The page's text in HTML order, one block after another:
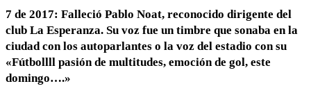
7 de 2017: Falleció Pablo Noat, reconocido dirigente del
club La Esperanza. Su voz fue un timbre que sonaba en la
ciudad con los autoparlantes o la voz del estadio con su
«Fútbollll pasión de multitudes, emoción de gol, este
domingo….»